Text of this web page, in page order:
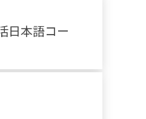
日本語コー